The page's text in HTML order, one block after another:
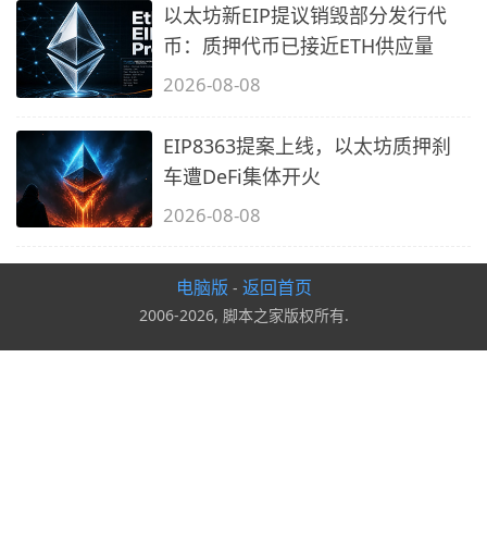
以太坊新EIP提议销毁部分发行代
币：质押代币已接近ETH供应量
2026-08-08
EIP8363提案上线，以太坊质押刹
车遭DeFi集体开火
2026-08-08
电脑版 - 返回首页
2006-2026, 脚本之家版权所有.